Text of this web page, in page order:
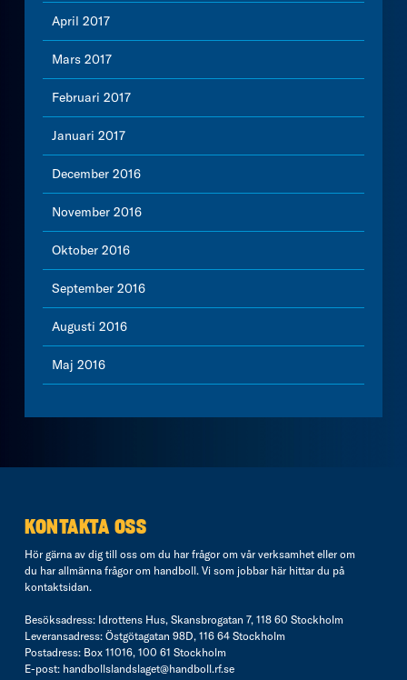
April 2017
Mars 2017
Februari 2017
Januari 2017
December 2016
November 2016
Oktober 2016
September 2016
Augusti 2016
Maj 2016
KONTAKTA OSS
Hör gärna av dig till oss om du har frågor om vår verksamhet eller om
du har allmänna frågor om handboll. Vi som jobbar här hittar du på
kontaktsidan.
Besöksadress: Idrottens Hus, Skansbrogatan 7, 118 60 Stockholm
Leveransadress: Östgötagatan 98D, 116 64 Stockholm
Postadress: Box 11016, 100 61 Stockholm
E-post: handbollslandslaget@handboll.rf.se